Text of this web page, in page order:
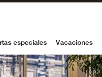
especiales Vacaciones